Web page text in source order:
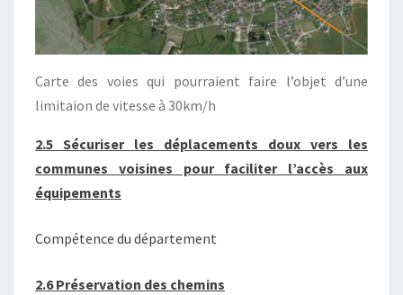
Carte des voies qui pourraient faire l’objet d’une
limitaion de vitesse à 30km/h
2.5 Sécuriser les déplacements doux vers les
communes voisines pour faciliter l’accès aux
équipements
Compétence du département
2.6 Préservation des chemins